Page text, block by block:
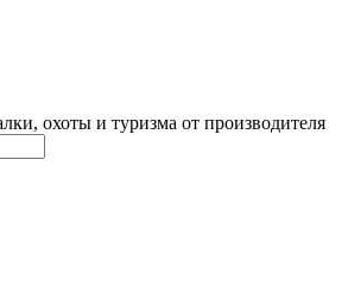
охоты и туризма от производителя